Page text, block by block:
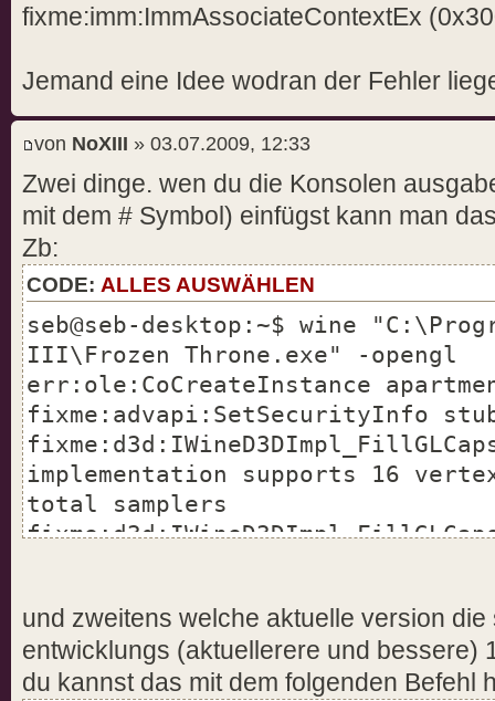
fixme:imm:ImmAssociateContextEx
Jemand eine Idee wodran der Fehler
von NoXIII » 03.07.2009, 12:33
Zwei dinge. wen du die Konsolen
mit dem # Symbol) einfügst kann man
Zb:
CODE: ALLES AUSWÄHLEN
seb@seb-desktop:~$ wine
III\Frozen Throne.exe" -opengl
err:ole:CoCreateInstance
fixme:advapi:SetSecurityInfo
implementation supports 16
total samplers
((null),0,0x33f3b0,0x00000000),
fixme:win:EnumDisplayDevicesW
((null),0,0x33f658,0x00000000),
und zweitens welche aktuelle version die
entwicklungs (aktuellerere und bessere)
du kannst das mit dem folgenden Befehl